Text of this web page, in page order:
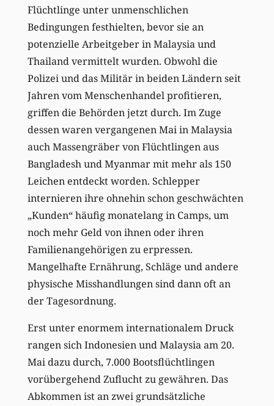
Flüchtlinge unter unmenschlichen
Bedingungen festhielten, bevor sie an
potenzielle Arbeitgeber in Malaysia und
Thailand vermittelt wurden. Obwohl die
Polizei und das Militär in beiden Ländern seit
Jahren vom Menschenhandel profitieren,
griffen die Behörden jetzt durch. Im Zuge
dessen waren vergangenen Mai in Malaysia
auch Massengräber von Flüchtlingen aus
Bangladesh und Myanmar mit mehr als 150
Leichen entdeckt worden. Schlepper
internieren ihre ohnehin schon geschwächten
„Kunden“ häufig monatelang in Camps, um
noch mehr Geld von ihnen oder ihren
Familienangehörigen zu erpressen.
Mangelhafte Ernährung, Schläge und andere
physische Misshandlungen sind dann oft an
der Tagesordnung.
Erst unter enormem internationalem Druck
rangen sich Indonesien und Malaysia am 20.
Mai dazu durch, 7.000 Bootsflüchtlingen
vorübergehend Zuflucht zu gewähren. Das
Abkommen ist an zwei grundsätzliche